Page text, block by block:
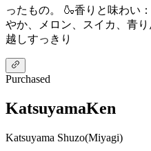
ったもの。 🍶香りと味わい
やか、メロン、スイカ、青
越しすっきり
Purchased
KatsuyamaKen
Katsuyama Shuzo(Miyagi)